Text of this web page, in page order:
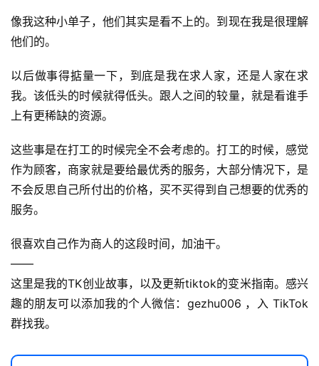
用
务
项
目
A
I
提
示
词
代
码
像我这种小单子，他们其实是看不上的。到现在我是很理解
他们的。
以后做事得掂量一下，到底是我在求人家，还是人家在求
我。该低头的时候就得低头。跟人之间的较量，就是看谁手
上有更稀缺的资源。
这些事是在打工的时候完全不会考虑的。打工的时候，感觉
作为顾客，商家就是要给最优秀的服务，大部分情况下，是
不会反思自己所付出的价格，买不买得到自己想要的优秀的
服务。
很喜欢自己作为商人的这段时间，加油干。
——
这里是我的TK创业故事，以及更新tiktok的变米指南。感兴
趣的朋友可以添加我的个人微信：gezhu006 ，入 TikTok
群找我。